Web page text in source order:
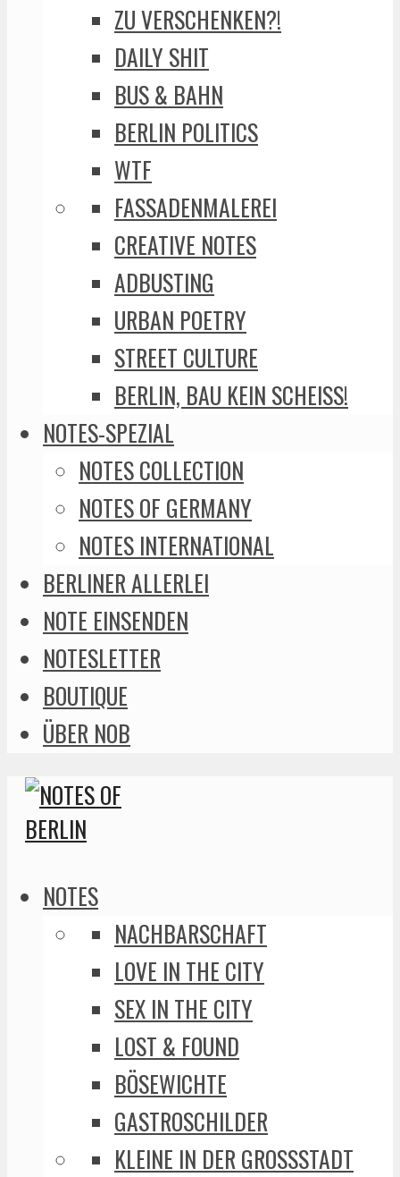
ZU VERSCHENKEN?!
DAILY SHIT
BUS & BAHN
BERLIN POLITICS
WTF
FASSADENMALEREI
CREATIVE NOTES
ADBUSTING
URBAN POETRY
STREET CULTURE
BERLIN, BAU KEIN SCHEISS!
NOTES-SPEZIAL
NOTES COLLECTION
NOTES OF GERMANY
NOTES INTERNATIONAL
BERLINER ALLERLEI
NOTE EINSENDEN
NOTESLETTER
BOUTIQUE
ÜBER NOB
NOTES
NACHBARSCHAFT
LOVE IN THE CITY
SEX IN THE CITY
LOST & FOUND
BÖSEWICHTE
GASTROSCHILDER
KLEINE IN DER GROSSSTADT